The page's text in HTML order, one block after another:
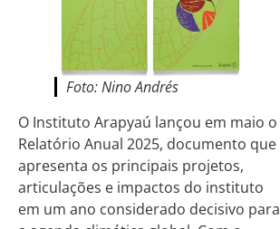
Foto: Nino Andrés
O Instituto Arapyaú lançou em maio o
Relatório Anual 2025, documento que
apresenta os principais projetos,
articulações e impactos do instituto
em um ano considerado decisivo para